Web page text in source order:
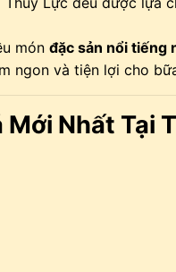
món đặc sản nổi tiếng
ngon và tiện lợi cho
Mới Nhất Tại